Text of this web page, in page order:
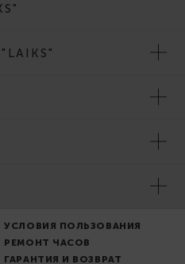
УСЛОВИЯ ПОЛЬЗОВАНИЯ
РЕМОНТ ЧАСОВ
ГАРАНТИЯ И ВОЗВРАТ